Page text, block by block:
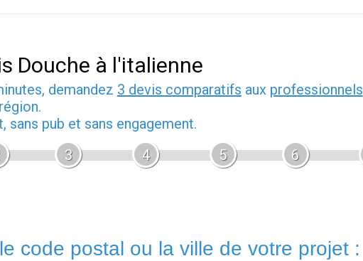
Douche à l'italienne
demandez 3 devis comparatifs aux professionnels
sans pub et sans engagement.
3 4 5 6
code postal ou la ville de votre projet :